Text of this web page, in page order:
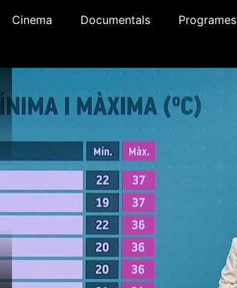
Cinema Documentals Programes